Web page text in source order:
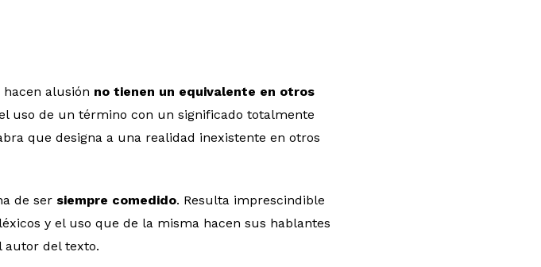
alusión no tienen un equivalente en otros
uso de un término con un significado totalmente
que designa a una realidad inexistente en otros
de ser siempre comedido. Resulta imprescindible
y el uso que de la misma hacen sus hablantes
autor del texto.